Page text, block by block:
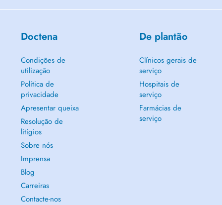
Doctena
Condições de
utilização
Política de
privacidade
Apresentar queixa
Resolução de
litígios
Sobre nós
Imprensa
Blog
Carreiras
Contacte-nos
De plantão
Clínicos gerais de
serviço
Hospitais de
serviço
Farmácias de
serviço